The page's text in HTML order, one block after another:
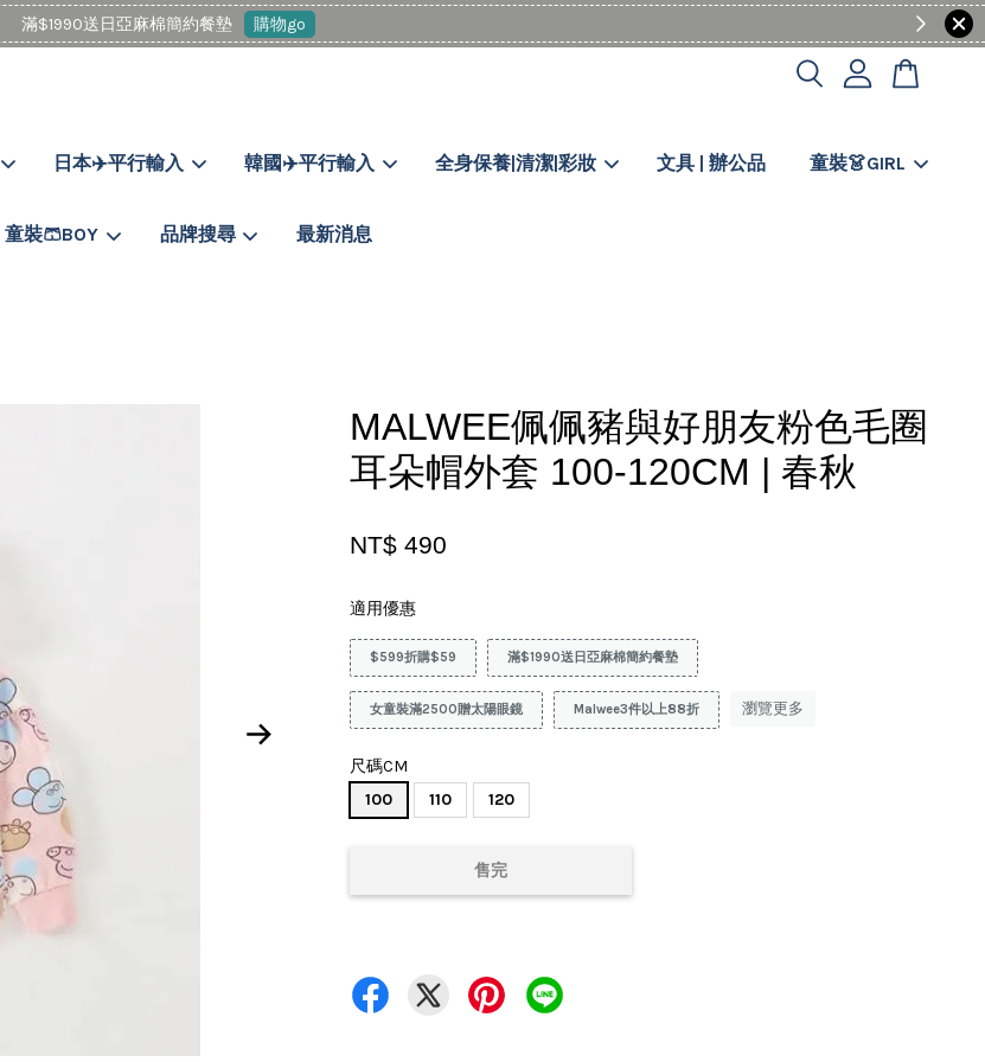
滿$1990送日亞麻棉簡約餐墊 購物go
日本✈️平行輸入 韓國✈️平行輸入 全身保養|清潔|彩妝 文具 | 辦公品 童裝👗GIRL
童裝🩳BOY 品牌搜尋 最新消息
MALWEE佩佩豬與好朋友粉色毛圈
耳朵帽外套 100-120CM | 春秋
NT$ 490
適用優惠
$599折購$59 滿$1990送日亞麻棉簡約餐墊
女童裝滿2500贈太陽眼鏡 Malwee3件以上88折 瀏覽更多
尺碼CM
100
110 120
售完